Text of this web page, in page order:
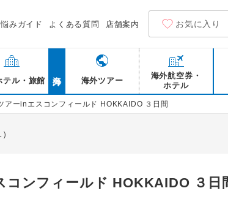
みガイド よくある質問 店舗案内 お気に入り
テル・旅館 海外ツアー
海外航空券・
ホテル
アーinエスコンフィールド HOKKAIDO ３日間
コンフィールド HOKKAIDO ３日